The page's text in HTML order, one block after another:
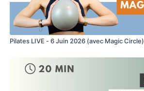
Pilates LIVE - 6 Juin 2026 (avec Magic Circle)